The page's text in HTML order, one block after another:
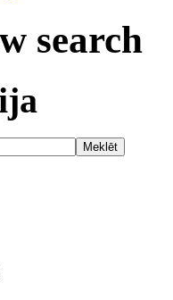
search
Meklēt